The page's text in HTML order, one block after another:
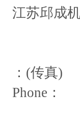
江苏邱成
：(传真)
Phone：